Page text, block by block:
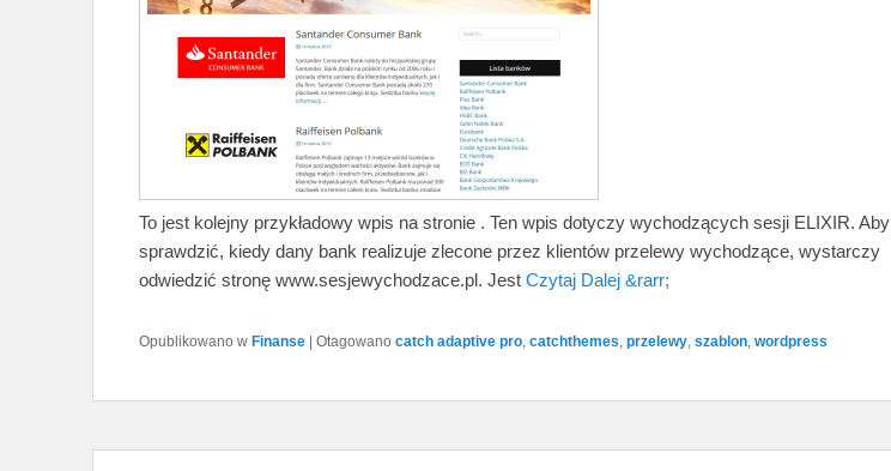
To jest kolejny przykładowy wpis na stronie . Ten wpis dotyczy wychodzących sesji ELIXIR. Aby
sprawdzić, kiedy dany bank realizuje zlecone przez klientów przelewy wychodzące, wystarczy
odwiedzić stronę www.sesjewychodzace.pl. Jest Czytaj Dalej &rarr;
Opublikowano w Finanse Otagowano catch adaptive pro, catchthemes, przelewy, szablon, wordpress